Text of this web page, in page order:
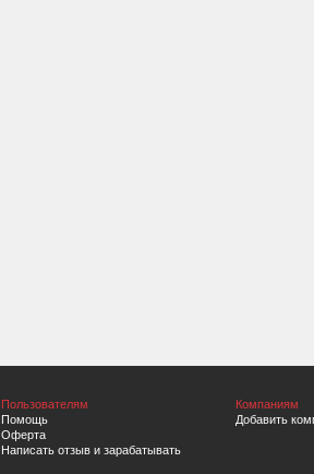
Пользователям
Помощь
Оферта
Написать отзыв и зарабатывать
Компаниям
Добавить